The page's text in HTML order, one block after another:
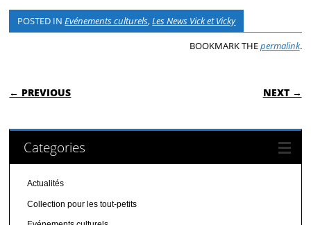
POSTED INEvénements culturels,Les News Vick et Vicky
BOOKMARK THEpermalink.
POST NAVIGATION
← PREVIOUS NEXT →
Categories
Actualités
Collection pour les tout-petits